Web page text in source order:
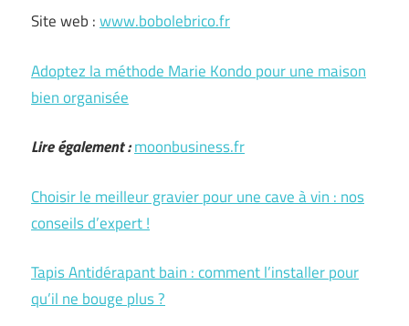
Site web :www.bobolebrico.fr
Adoptez la méthode Marie Kondo pour une maison
bien organisée
Lire également :moonbusiness.fr
Choisir le meilleur gravier pour une cave à vin : nos
conseils d’expert !
Tapis Antidérapant bain : comment l’installer pour
qu’il ne bouge plus ?